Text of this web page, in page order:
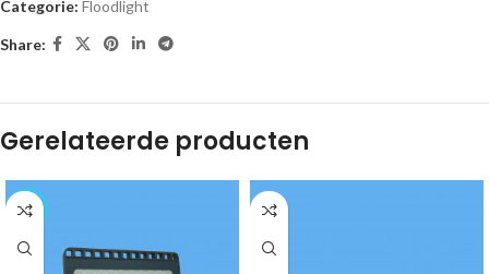
Categorie: Floodlight
Share:
Gerelateerde producten
-33%